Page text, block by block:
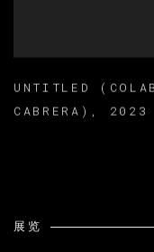
UNTITLED
CABRERA) , 2023
展览